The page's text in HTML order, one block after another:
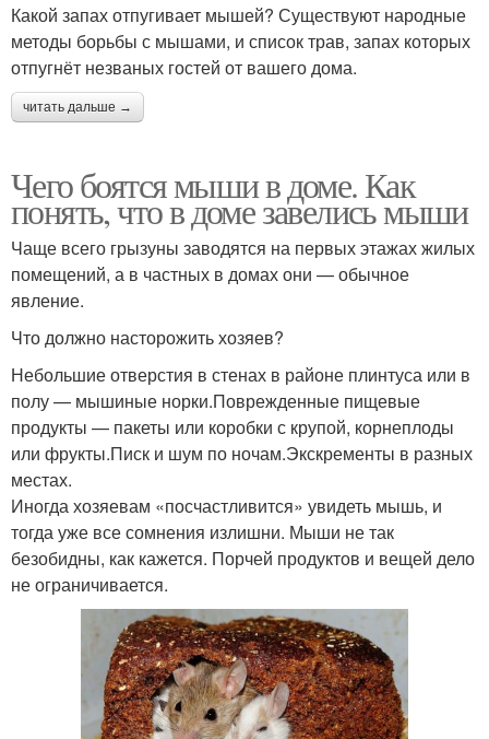
Какой запах отпугивает мышей? Существуют народные
методы борьбы с мышами, и список трав, запах которых
отпугнёт незваных гостей от вашего дома.
читать дальше →
Чего боятся мыши в доме. Как
понять, что в доме завелись мыши
Чаще всего грызуны заводятся на первых этажах жилых
помещений, а в частных в домах они — обычное
явление.
Что должно насторожить хозяев?
Небольшие отверстия в стенах в районе плинтуса или в
полу — мышиные норки.Поврежденные пищевые
продукты — пакеты или коробки с крупой, корнеплоды
или фрукты.Писк и шум по ночам.Экскременты в разных
местах.
Иногда хозяевам «посчастливится» увидеть мышь, и
тогда уже все сомнения излишни. Мыши не так
безобидны, как кажется. Порчей продуктов и вещей дело
не ограничивается.